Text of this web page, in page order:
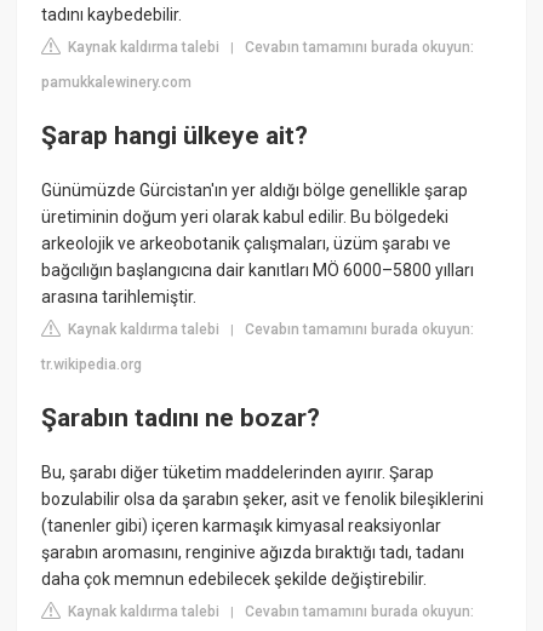
tadını kaybedebilir.
Kaynak kaldırma talebi |Cevabın tamamını burada okuyun:
pamukkalewinery.com
Şarap hangi ülkeye ait?
Günümüzde Gürcistan'ın yer aldığı bölge genellikle şarap
üretiminin doğum yeri olarak kabul edilir. Bu bölgedeki
arkeolojik ve arkeobotanik çalışmaları, üzüm şarabı ve
bağcılığın başlangıcına dair kanıtları MÖ 6000–5800 yılları
arasına tarihlemiştir.
Kaynak kaldırma talebi |Cevabın tamamını burada okuyun:
tr.wikipedia.org
Şarabın tadını ne bozar?
Bu, şarabı diğer tüketim maddelerinden ayırır. Şarap
bozulabilir olsa da şarabın şeker, asit ve fenolik bileşiklerini
(tanenler gibi) içeren karmaşık kimyasal reaksiyonlar
şarabın aromasını, renginive ağızda bıraktığı tadı, tadanı
daha çok memnun edebilecek şekilde değiştirebilir.
Kaynak kaldırma talebi |Cevabın tamamını burada okuyun: